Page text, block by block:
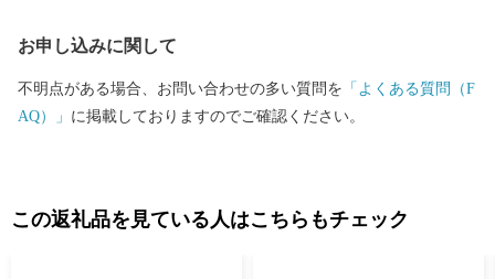
ストップ特例申請書類受付係 宛
お申し込みに関して
不明点がある場合、お問い合わせの多い質問を 「よくある質問（F
AQ）」 に掲載しておりますのでご確認ください。
この返礼品を見ている人はこちらもチェック